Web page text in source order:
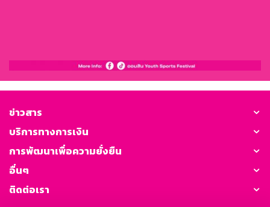
ข่าวสาร
บริการทางการเงิน
การพัฒนาเพื่อความยั่งยืน
อื่นๆ
ติดต่อเรา